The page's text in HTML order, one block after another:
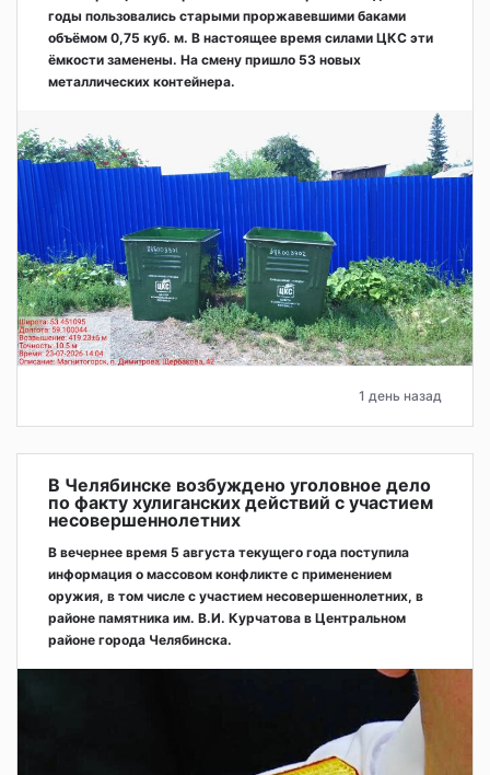
годы пользовались старыми проржавевшими баками
объёмом 0,75 куб. м. В настоящее время силами ЦКС эти
ёмкости заменены. На смену пришло 53 новых
металлических контейнера.
1 день назад
В Челябинске возбуждено уголовное дело
по факту хулиганских действий с участием
несовершеннолетних
В вечернее время 5 августа текущего года поступила
информация о массовом конфликте с применением
оружия, в том числе с участием несовершеннолетних, в
районе памятника им. В.И. Курчатова в Центральном
районе города Челябинска.